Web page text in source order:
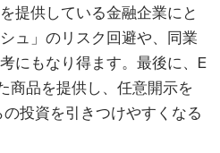
提供している金融企業にと
ュ」のリスク回避や、同業
にもなり得ます。最後に、E
商品を提供し、任意開示を
投資を引きつけやすくなる